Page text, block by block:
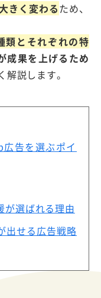
きく変わるため、
類とそれぞれの特
成果を上げるため
解説します。
告を選ぶポイ
が選ばれる理由
出せる広告戦略